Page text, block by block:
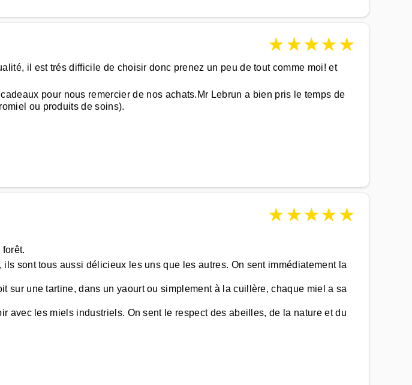
★★★★★
il est trés difficile de choisir donc prenez un peu de tout comme moi! et
pour nous remercier de nos achats.Mr Lebrun a bien pris le temps de
ou produits de soins).
★★★★★
sont tous aussi délicieux les uns que les autres. On sent immédiatement la
sur une tartine, dans un yaourt ou simplement à la cuillère, chaque miel a sa
avec les miels industriels. On sent le respect des abeilles, de la nature et du